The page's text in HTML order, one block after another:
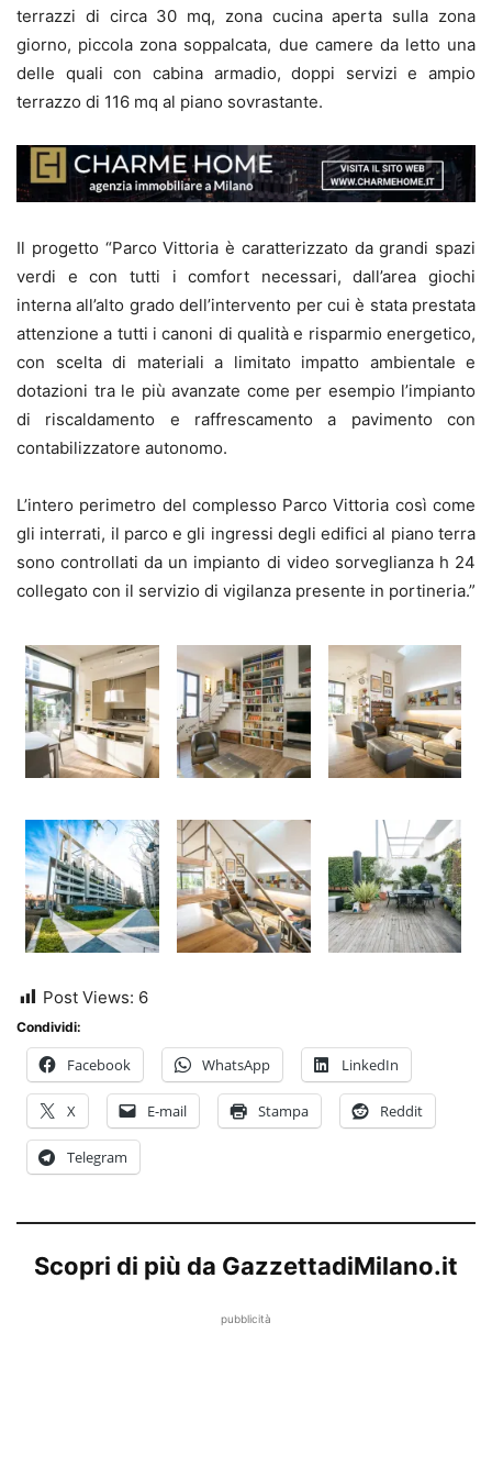
terrazzi di circa 30 mq, zona cucina aperta sulla zona
giorno, piccola zona soppalcata, due camere da letto una
delle quali con cabina armadio, doppi servizi e ampio
terrazzo di 116 mq al piano sovrastante.
Il progetto “Parco Vittoria è caratterizzato da grandi spazi
verdi e con tutti i comfort necessari, dall’area giochi
interna all’alto grado dell’intervento per cui è stata prestata
attenzione a tutti i canoni di qualità e risparmio energetico,
con scelta di materiali a limitato impatto ambientale e
dotazioni tra le più avanzate come per esempio l’impianto
di riscaldamento e raffrescamento a pavimento con
contabilizzatore autonomo.
L’intero perimetro del complesso Parco Vittoria così come
gli interrati, il parco e gli ingressi degli edifici al piano terra
sono controllati da un impianto di video sorveglianza h 24
collegato con il servizio di vigilanza presente in portineria.”
Post Views: 6
Condividi:
Facebook WhatsApp LinkedIn
X E-mail Stampa Reddit
Telegram
Scopri di più da GazzettadiMilano.it
pubblicità